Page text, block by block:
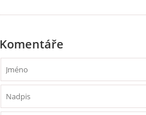
Komentáře